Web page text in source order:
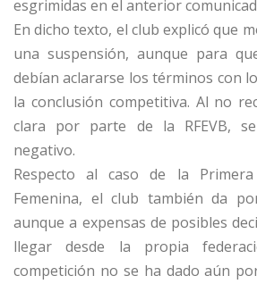
esgrimidas en el anterior
En dicho texto, el club explicó que
una suspensión, aunque para
debían aclararse los términos con
la conclusión competitiva. Al no
clara por parte de la RFEVB,
negativo.
Respecto al caso de la
Femenina, el club también da
aunque a expensas de posibles
llegar desde la propia
competición no se ha dado aún